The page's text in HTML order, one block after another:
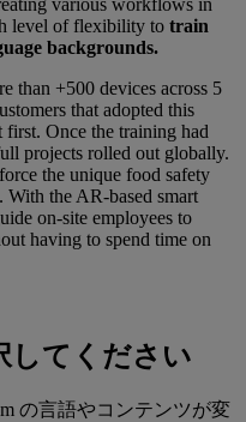
level of flexibility to train
backgrounds.
than +500 devices across 5
that adopted this
Once the training had
projects rolled out globally.
the unique food safety
With the AR-based smart
on-site employees to
having to spend time on
してください
の言語やコンテンツが変